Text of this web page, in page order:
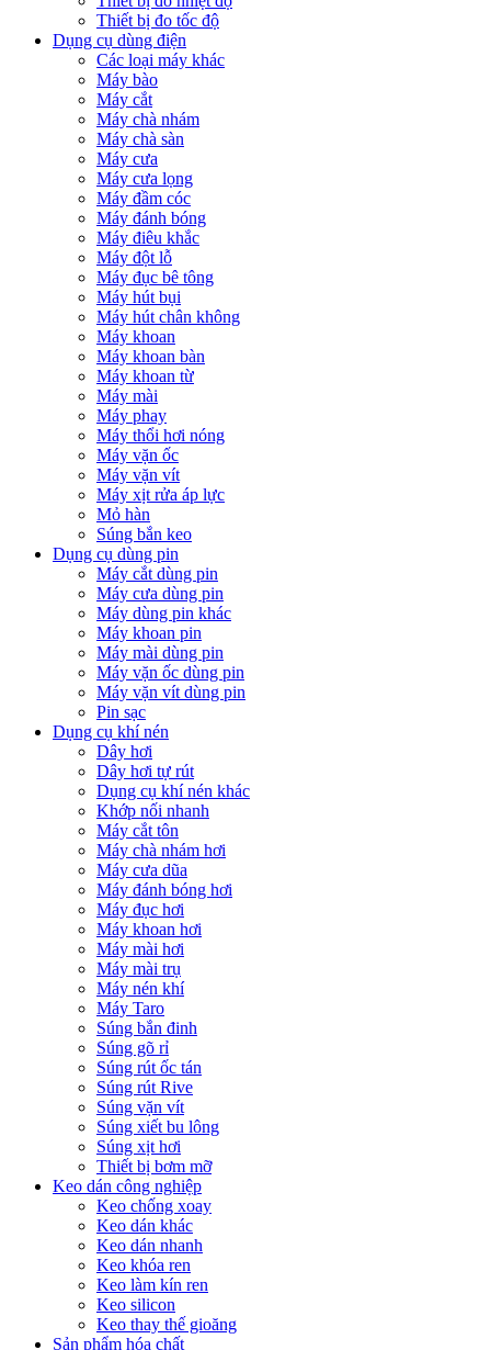
Thiết bị đo tốc độ
Dụng cụ dùng điện
Các loại máy khác
Máy bào
Máy cắt
Máy chà nhám
Máy chà sàn
Máy cưa
Máy cưa lọng
Máy đầm cóc
Máy đánh bóng
Máy điêu khắc
Máy đột lỗ
Máy đục bê tông
Máy hút bụi
Máy hút chân không
Máy khoan
Máy khoan bàn
Máy khoan từ
Máy mài
Máy phay
Máy thổi hơi nóng
Máy vặn ốc
Máy vặn vít
Máy xịt rửa áp lực
Mỏ hàn
Súng bắn keo
Dụng cụ dùng pin
Máy cắt dùng pin
Máy cưa dùng pin
Máy dùng pin khác
Máy khoan pin
Máy mài dùng pin
Máy vặn ốc dùng pin
Máy vặn vít dùng pin
Pin sạc
Dụng cụ khí nén
Dây hơi
Dây hơi tự rút
Dụng cụ khí nén khác
Khớp nối nhanh
Máy cắt tôn
Máy chà nhám hơi
Máy cưa dũa
Máy đánh bóng hơi
Máy đục hơi
Máy khoan hơi
Máy mài hơi
Máy mài trụ
Máy nén khí
Máy Taro
Súng bắn đinh
Súng gõ rỉ
Súng rút ốc tán
Súng rút Rive
Súng vặn vít
Súng xiết bu lông
Súng xịt hơi
Thiết bị bơm mỡ
Keo dán công nghiệp
Keo chống xoay
Keo dán khác
Keo dán nhanh
Keo khóa ren
Keo làm kín ren
Keo silicon
Keo thay thế gioăng
Sản phẩm hóa chất